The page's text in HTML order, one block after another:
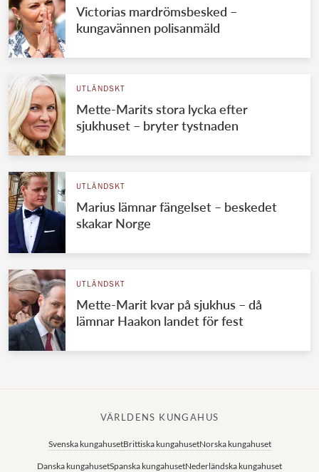
Victorias mardrömsbesked –
kungavännen polisanmäld
UTLÄNDSKT
Mette-Marits stora lycka efter
sjukhuset – bryter tystnaden
UTLÄNDSKT
Marius lämnar fängelset – beskedet
skakar Norge
UTLÄNDSKT
Mette-Marit kvar på sjukhus – då
lämnar Haakon landet för fest
VÄRLDENS KUNGAHUS
Svenska kungahusetBrittiska kungahusetNorska kungahuset
Danska kungahusetSpanska kungahusetNederländska kungahuset